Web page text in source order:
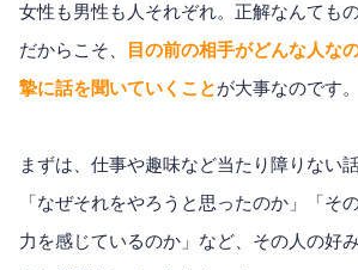
女性も男性も人それぞれ。正解なんても
だからこそ、
目の前の相手がどんな人な
摯に話を聞いていくことが大事なのです。
まずは、仕事や趣味など当たり障りない
「なぜそれをやろうと思ったのか」「そ
力を感じているのか」など、その人の好